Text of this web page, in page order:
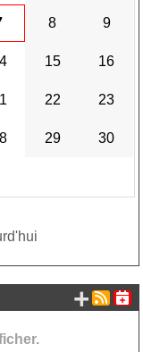
8 9
15 16
22 23
29 30
+